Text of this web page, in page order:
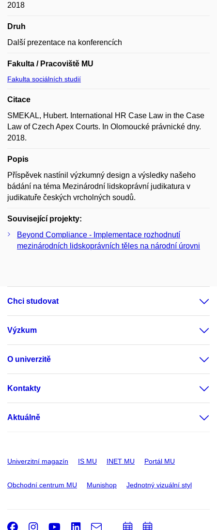
2018
Druh
Další prezentace na konferencích
Fakulta / Pracoviště MU
Fakulta sociálních studií
Citace
SMEKAL, Hubert. International HR Case Law in the Case
Law of Czech Apex Courts. In Olomoucké právnické dny.
2018.
Popis
Příspěvek nastínil výzkumný design a výsledky našeho
bádání na téma Mezinárodní lidskoprávní judikatura v
judikatuře českých vrcholných soudů.
Související projekty:
Beyond Compliance - Implementace rozhodnutí
mezinárodních lidskoprávních těles na národní úrovni
Chci studovat
Výzkum
O univerzitě
Kontakty
Aktuálně
Univerzitní magazín IS MU INET MU Portál MU
Obchodní centrum MU Munishop Jednotný vizuální styl
Facebook
Instagram
Youtube
LinkedIn
e- PřidatPřidat